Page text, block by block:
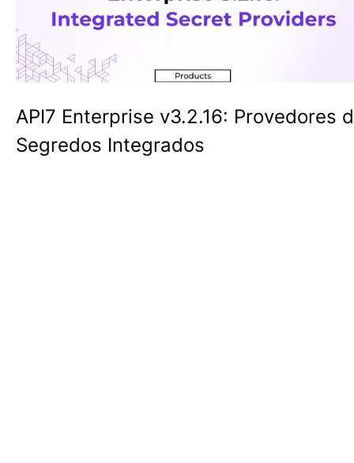
API7 Enterprise v3.2.16: Provedores
Segredos Integrados